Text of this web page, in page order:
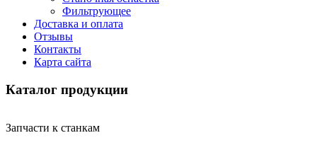
Фильтрующее
Доставка и оплата
Отзывы
Контакты
Карта сайта
Каталог продукции
Запчасти к станкам